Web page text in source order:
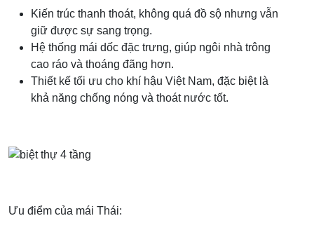
Kiến trúc thanh thoát, không quá đồ sộ nhưng vẫn
giữ được sự sang trọng.
Hệ thống mái dốc đặc trưng, giúp ngôi nhà trông
cao ráo và thoáng đãng hơn.
Thiết kế tối ưu cho khí hậu Việt Nam, đặc biệt là
khả năng chống nóng và thoát nước tốt.
Ưu điểm của mái Thái: